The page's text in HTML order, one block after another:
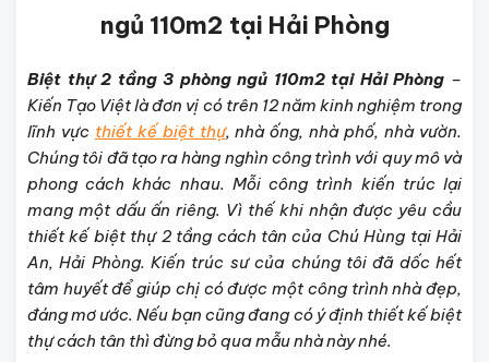
ngủ 110m2 tại Hải Phòng
Biệt thự 2 tầng 3 phòng ngủ 110m2 tại Hải Phòng –
Kiến Tạo Việt là đơn vị có trên 12 năm kinh nghiệm trong
lĩnh vực thiết kế biệt thự, nhà ống, nhà phố, nhà vườn.
Chúng tôi đã tạo ra hàng nghìn công trình với quy mô và
phong cách khác nhau. Mỗi công trình kiến trúc lại
mang một dấu ấn riêng. Vì thế khi nhận được yêu cầu
thiết kế biệt thự 2 tầng cách tân của Chú Hùng tại Hải
An, Hải Phòng. Kiến trúc sư của chúng tôi đã dốc hết
tâm huyết để giúp chị có được một công trình nhà đẹp,
đáng mơ ước. Nếu bạn cũng đang có ý định thiết kế biệt
thự cách tân thì đừng bỏ qua mẫu nhà này nhé.